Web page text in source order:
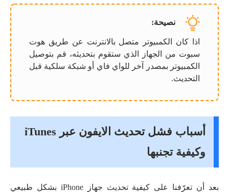
نصيحة:
اذا كان الكمبيوتر متصل بالانترنت عن طريق هوت
سبوت من الجهاز الذي ستقوم بتحديثه، قم بتوصيل
الكمبيوتر بمصدر آخر للواي فاي أو شبكة سلكية قبل
التحديث.
أسباب فشل تحديث الايفون عبر iTunes
وكيفية تجنبها
بعد أن تعرّفنا على كيفية تحديث جهاز iPhone بشكل طبيعي